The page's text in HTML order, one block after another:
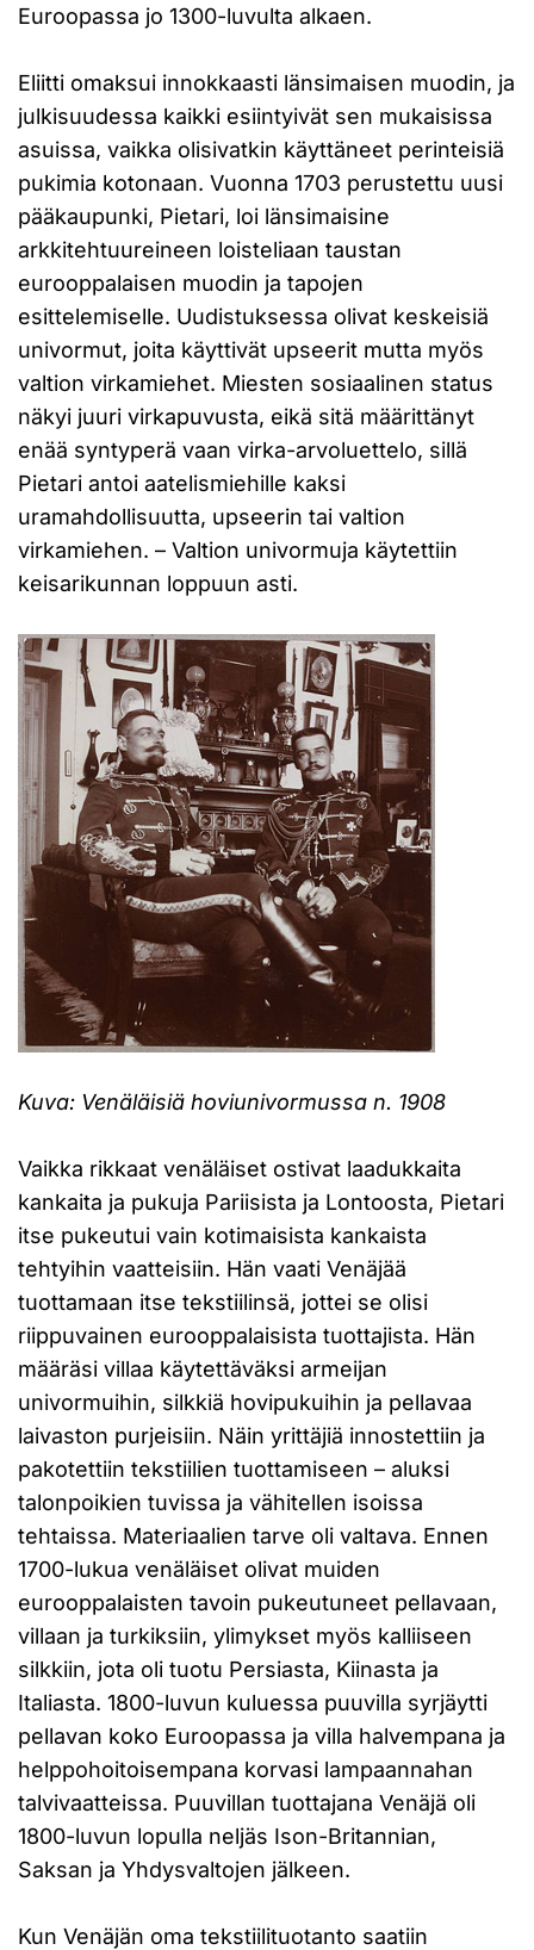
Euroopassa jo 1300-luvulta alkaen.
Eliitti omaksui innokkaasti länsimaisen muodin, ja
julkisuudessa kaikki esiintyivät sen mukaisissa
asuissa, vaikka olisivatkin käyttäneet perinteisiä
pukimia kotonaan. Vuonna 1703 perustettu uusi
pääkaupunki, Pietari, loi länsimaisine
arkkitehtuureineen loisteliaan taustan
eurooppalaisen muodin ja tapojen
esittelemiselle. Uudistuksessa olivat keskeisiä
univormut, joita käyttivät upseerit mutta myös
valtion virkamiehet. Miesten sosiaalinen status
näkyi juuri virkapuvusta, eikä sitä määrittänyt
enää syntyperä vaan virka-arvoluettelo, sillä
Pietari antoi aatelismiehille kaksi
uramahdollisuutta, upseerin tai valtion
virkamiehen. – Valtion univormuja käytettiin
keisarikunnan loppuun asti.
Kuva: Venäläisiä hoviunivormussa n. 1908
Vaikka rikkaat venäläiset ostivat laadukkaita
kankaita ja pukuja Pariisista ja Lontoosta, Pietari
itse pukeutui vain kotimaisista kankaista
tehtyihin vaatteisiin. Hän vaati Venäjää
tuottamaan itse tekstiilinsä, jottei se olisi
riippuvainen eurooppalaisista tuottajista. Hän
määräsi villaa käytettäväksi armeijan
univormuihin, silkkiä hovipukuihin ja pellavaa
laivaston purjeisiin. Näin yrittäjiä innostettiin ja
pakotettiin tekstiilien tuottamiseen – aluksi
talonpoikien tuvissa ja vähitellen isoissa
tehtaissa. Materiaalien tarve oli valtava. Ennen
1700-lukua venäläiset olivat muiden
eurooppalaisten tavoin pukeutuneet pellavaan,
villaan ja turkiksiin, ylimykset myös kalliiseen
silkkiin, jota oli tuotu Persiasta, Kiinasta ja
Italiasta. 1800-luvun kuluessa puuvilla syrjäytti
pellavan koko Euroopassa ja villa halvempana ja
helppohoitoisempana korvasi lampaannahan
talvivaatteissa. Puuvillan tuottajana Venäjä oli
1800-luvun lopulla neljäs Ison-Britannian,
Saksan ja Yhdysvaltojen jälkeen.
Kun Venäjän oma tekstiilituotanto saatiin